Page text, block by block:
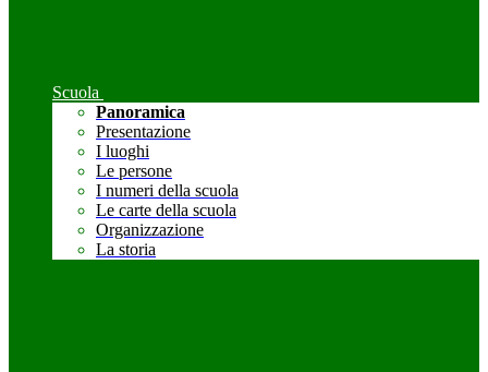
Scuola
Panoramica
Presentazione
I luoghi
Le persone
I numeri della scuola
Le carte della scuola
Organizzazione
La storia